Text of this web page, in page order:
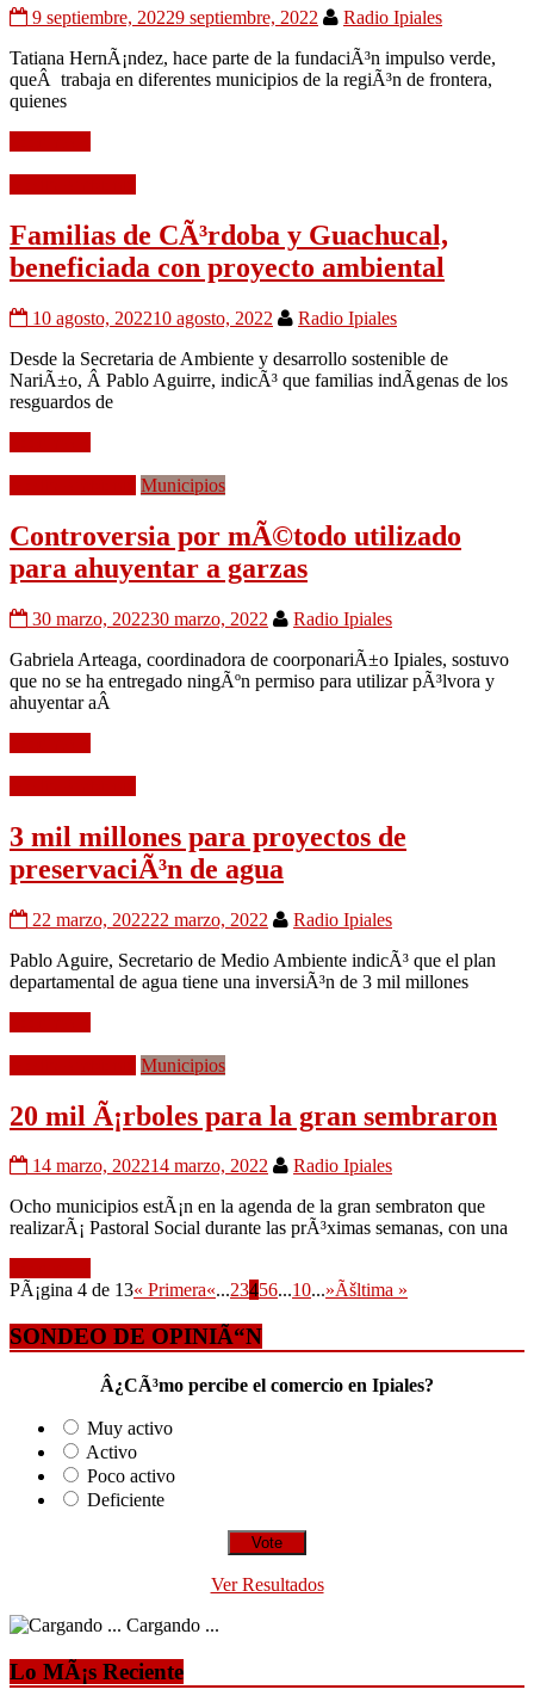
9 septiembre, 20229 septiembre, 2022
Radio Ipiales
Tatiana HernÃ¡ndez, hace parte de la fundaciÃ³n impulso verde,
queÂ trabaja en diferentes municipios de la regiÃ³n de frontera,
quienes
Familias de CÃ³rdoba y Guachucal,
beneficiada con proyecto ambiental
10 agosto, 202210 agosto, 2022
Radio Ipiales
Desde la Secretaria de Ambiente y desarrollo sostenible de
NariÃ±o, Â Pablo Aguirre, indicÃ³ que familias indÃ­genas de los
resguardos de
Municipios
Controversia por mÃ©todo utilizado
para ahuyentar a garzas
30 marzo, 202230 marzo, 2022
Radio Ipiales
Gabriela Arteaga, coordinadora de coorponariÃ±o Ipiales, sostuvo
que no se ha entregado ningÃºn permiso para utilizar pÃ³lvora y
ahuyentar aÂ
3 mil millones para proyectos de
preservaciÃ³n de agua
22 marzo, 202222 marzo, 2022
Radio Ipiales
Pablo Aguire, Secretario de Medio Ambiente indicÃ³ que el plan
departamental de agua tiene una inversiÃ³n de 3 mil millones
Municipios
20 mil Ã¡rboles para la gran sembraron
14 marzo, 202214 marzo, 2022
Radio Ipiales
Ocho municipios estÃ¡n en la agenda de la gran sembraton que
realizarÃ¡ Pastoral Social durante las prÃ³ximas semanas, con una
PÃ¡gina 4 de 13« Primera«...23456...10...»Ãšltima »
SONDEO DE OPINIÃ“N
Â¿CÃ³mo percibe el comercio en Ipiales?
Muy activo
Activo
Poco activo
Deficiente
Ver Resultados
Cargando ...
Lo MÃ¡s Reciente